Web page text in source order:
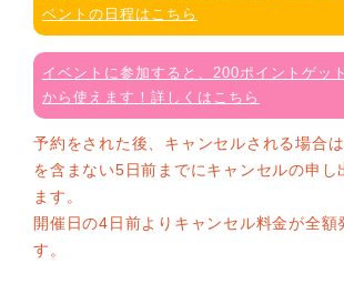
ベントの日程はこちら
イベントに参加すると、200ポイントゲッ
から使えます！詳しくはこちら
予約をされた後、キャンセルされる場合
を含まない5日前までにキャンセルの申し
ます。
開催日の4日前よりキャンセル料金が全額
す。